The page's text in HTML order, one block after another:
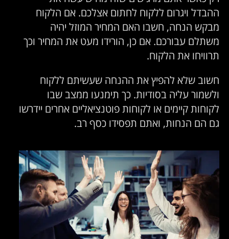
ההבדל ויגרום ללקוח לחתום אצלכם. אם הלקוח
מבקש הנחה, חשבו האם המחיר המוזל יהיה
משתלם עבורכם. אם כן, הורידו מעט את המחיר וכך
תרוויחו את הלקוח.
חשוב שלא להפיץ את ההנחה שעשיתם ללקוח
ולשמור עליה בסודיות. כך תימנעו ממצב שבו
לקוחות קיימים או לקוחות פוטנציאליים אחרים יידרשו
גם הם הנחות, ואתם תפסידו כסף רב.